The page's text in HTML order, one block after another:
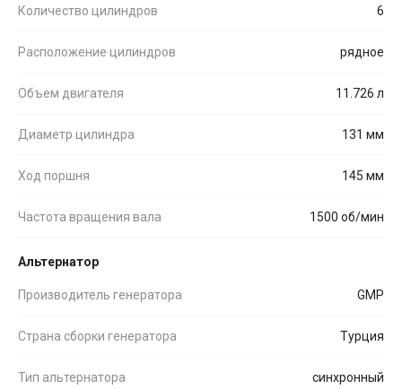
Количество цилиндров 6
Расположение цилиндров рядное
Объем двигателя 11.726 л
Диаметр цилиндра 131 мм
Ход поршня 145 мм
Частота вращения вала 1500 об/мин
Альтернатор
Производитель генератора GMP
Страна сборки генератора Турция
Тип альтернатора синхронный